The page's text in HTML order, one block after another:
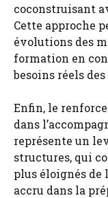
coconstruisant
Cette approche
évolutions des
formation en
besoins réels
Enfin, le
dans
représente un
structures, qui
plus éloignés de
accru dans la